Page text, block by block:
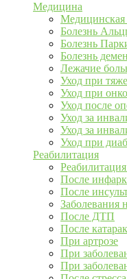
Медицина
Болезнь
Болезнь
Болезнь
Лежачие
Уход при
Уход при
Уход после
Уход за
Уход за
Уход при
Реабилитация
После
После
Заболевания
После ДТП
После
При артрозе
При
При